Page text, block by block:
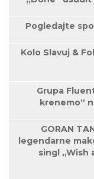
Pogledajte
Kolo Slavuj &
Grupa
krenemo“
GORAN
legendarne
singl „Wish